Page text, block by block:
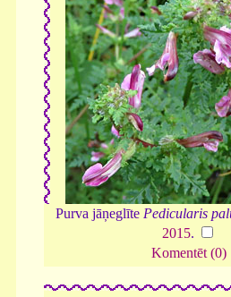
Purva jāņeglīte Pedicularis
2015.
Komentēt (0)